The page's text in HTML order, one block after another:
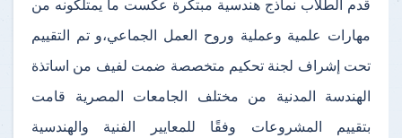
قدم الطلاب نماذج هندسية مبتكرة عكست ما يمتلكونه من
مهارات علمية وعملية وروح العمل الجماعي،و تم التقييم
تحت إشراف لجنة تحكيم متخصصة ضمت لفيف من اساتذة
الهندسة المدنية من مختلف الجامعات المصرية قامت
بتقييم المشروعات وفقًا للمعايير الفنية والهندسية